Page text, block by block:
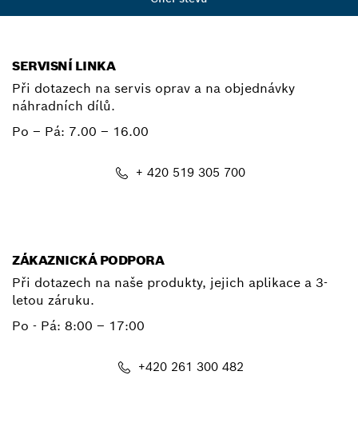
SERVISNÍ LINKA
Při dotazech na servis oprav a na objednávky
náhradních dílů.
Po – Pá: 7.00 – 16.00
+ 420 519 305 700
ZÁKAZNICKÁ PODPORA
Při dotazech na naše produkty, jejich aplikace a 3-
letou záruku.
Po - Pá: 8:00 – 17:00
+420 261 300 482